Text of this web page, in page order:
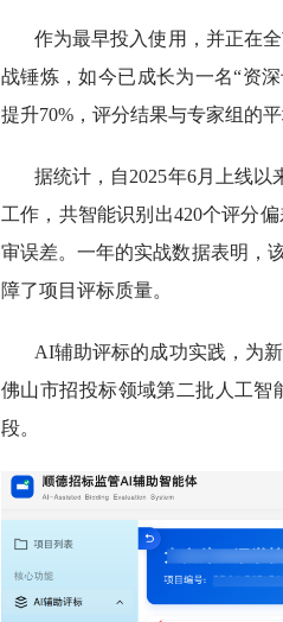
作为最早投入使用，并正在
战锤炼，如今已成长为一名“资
提升70%，评分结果与专家组的
据统计，自2025年6月上线
工作，共智能识别出420个评分
审误差。一年的实战数据表明，
障了项目评标质量。
AI辅助评标的成功实践，为
佛山市招投标领域第二批人工智
段。